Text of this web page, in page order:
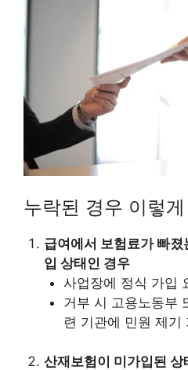
누락된 경우 이렇
급여에서 보험료가 빠
입 상태인 경우
사업장에 정식 가입
거부 시 고용노동부
련 기관에 민원 제기
산재보험이 미가입된 상